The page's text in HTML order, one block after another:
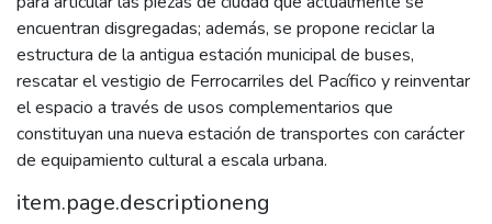
encuentran disgregadas; además, se propone reciclar la
estructura de la antigua estación municipal de buses,
rescatar el vestigio de Ferrocarriles del Pacífico y reinventar
el espacio a través de usos complementarios que
constituyan una nueva estación de transportes con carácter
de equipamiento cultural a escala urbana.
item.page.descriptioneng